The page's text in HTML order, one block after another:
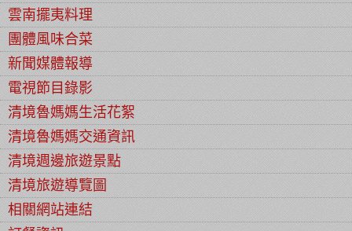
雲南擺夷料理
團體風味合菜
新聞媒體報導
電視節目錄影
清境魯媽媽生活花絮
清境魯媽媽交通資訊
清境週邊旅遊景點
清境旅遊導覽圖
相關網站連結